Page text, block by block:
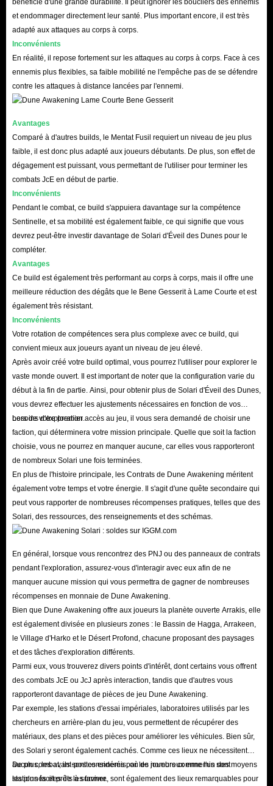
nécessaires à la survie, ou d'armes et d'équipements avancés pour
développer votre base, il est difficile de répondre à vos besoins avec un
effort temporaire. Cela nécessite non seulement de passer beaucoup de
temps à farmer, mais aussi de maîtriser diverses compétences et
connaissances en farming.
Cependant, qui se souvient encore que le but premier de nos jeux est de se
détendre ? Je ne pense pas que quiconque ait envie de passer son temps à
collecter des ressources, une tâche fastidieuse ? Alors, pourquoi ne pas
dépenser un peu d'argent pour résoudre ce problème ? Choisissez d'acheter
des matériaux pour Dune Awakening sur un site web sûr et fiable. Vous
pourrez ainsi oublier tous vos soucis et vous concentrer sur la pression de la
survie et la menace des vers des sables !
FAQ concernant l'achat d'objets Dune Awakening
sur IGGM.com
Q : Quelle est l'opinion des utilisateurs d'IGGM concernant la vente
de matériaux Dune Awakening ?
R : IGGM, boutique en ligne forte de nombreuses années d'expérience, a
été vérifiée par de nombreux joueurs. Nous jouissons d'une excellente
réputation sur de nombreuses communautés, notamment Trustpilot,
joueurs.
Grâce à nos produits abordables, à notre livraison fiable et à nos services
complets, nous avons gagné la confiance de nombreux utilisateurs fidèles.
Nous comptons non seulement des dizaines de milliers de fans sur les
principaux réseaux sociaux, mais aussi un score exceptionnel de 4,8 et plus
de 120 000 avis clients sur Trustpilot ! Plus de 95 % des avis positifs des
acheteurs suffisent à prouver la fiabilité de nos objets Dune Awakening et
la stabilité de notre service !
Q : Comment acheter ici ?
Ouvrez la page des objets Dune Awakening d'IGGM à vendre.
Sélectionnez le produit souhaité, indiquez la quantité souhaitée avec « +
» ou « - », puis cliquez sur « Acheter maintenant ».
Vérifiez soigneusement les produits et les quantités ajoutés au panier.
Renseignez les informations utilisateur requises, notamment votre nom,
votre adresse e-mail et votre numéro de téléphone.
jeu pour garantir une livraison normale.
Sélectionnez votre mode de paiement et votre coupon, puis cliquez sur
« Payer maintenant ».
Remarque : Échange sécurisé des objets Dune Awakening :
1. Veuillez vérifier le statut de votre commande après le paiement. En
cas d'anomalie, veuillez contacter notre service client à temps.
2. Ne vous connectez pas à votre compte sur d'autres appareils pendant
et endommager directement leur santé. Plus important encore, il est très
adapté aux attaques au corps à corps.
Inconvénients
En réalité, il repose fortement sur les attaques au corps à corps. Face à ces
ennemis plus flexibles, sa faible mobilité ne l'empêche pas de se défendre
contre les attaques à distance lancées par l'ennemi.
Avantages
Comparé à d'autres builds, le Mentat Fusil requiert un niveau de jeu plus
faible, il est donc plus adapté aux joueurs débutants. De plus, son effet de
dégagement est puissant, vous permettant de l'utiliser pour terminer les
combats JcE en début de partie.
Inconvénients
Pendant le combat, ce build s'appuiera davantage sur la compétence
Sentinelle, et sa mobilité est également faible, ce qui signifie que vous
devrez peut-être investir davantage de Solari d'Éveil des Dunes pour le
compléter.
Avantages
Ce build est également très performant au corps à corps, mais il offre une
meilleure réduction des dégâts que le Bene Gesserit à Lame Courte et est
également très résistant.
Inconvénients
Votre rotation de compétences sera plus complexe avec ce build, qui
convient mieux aux joueurs ayant un niveau de jeu élevé.
Après avoir créé votre build optimal, vous pourrez l'utiliser pour explorer le
vaste monde ouvert. Il est important de noter que la configuration varie du
début à la fin de partie. Ainsi, pour obtenir plus de Solari d'Éveil des Dunes,
vous devrez effectuer les ajustements nécessaires en fonction de vos
besoins d'exploration.
Lors de votre premier accès au jeu, il vous sera demandé de choisir une
faction, qui déterminera votre mission principale. Quelle que soit la faction
choisie, vous ne pourrez en manquer aucune, car elles vous rapporteront
de nombreux Solari une fois terminées.
En plus de l'histoire principale, les Contrats de Dune Awakening méritent
également votre temps et votre énergie. Il s'agit d'une quête secondaire qui
peut vous rapporter de nombreuses récompenses pratiques, telles que des
Solari, des ressources, des renseignements et des schémas.
En général, lorsque vous rencontrez des PNJ ou des panneaux de contrats
pendant l'exploration, assurez-vous d'interagir avec eux afin de ne
manquer aucune mission qui vous permettra de gagner de nombreuses
récompenses en monnaie de Dune Awakening.
Bien que Dune Awakening offre aux joueurs la planète ouverte Arrakis, elle
est également divisée en plusieurs zones : le Bassin de Hagga, Arrakeen,
le Village d'Harko et le Désert Profond, chacune proposant des paysages
et des tâches d'exploration différents.
Parmi eux, vous trouverez divers points d'intérêt, dont certains vous offrent
des combats JcE ou JcJ après interaction, tandis que d'autres vous
rapporteront davantage de pièces de jeu Dune Awakening.
Par exemple, les stations d'essai impériales, laboratoires utilisés par les
chercheurs en arrière-plan du jeu, vous permettent de récupérer des
matériaux, des plans et des pièces pour améliorer les véhicules. Bien sûr,
des Solari y seront également cachés. Comme ces lieux ne nécessitent
aucun combat, ils sont considérés par les joueurs comme l'un des moyens
les plus faciles de les farmer.
De plus, les avant-postes ennemis, où de nombreux ennemis sont
stationnés et prêts à survivre, sont également des lieux remarquables pour